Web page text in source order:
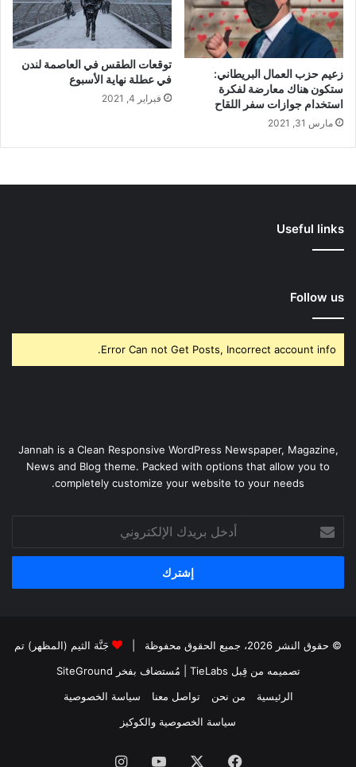
زعيم حزب العمال البريطاني:
ستكون هناك معارضة لفكرة
استخدام جوازات سفر اللقاح
مارس 31, 2021
توقعات الطقس في العاصمة لندن
في عطلة نهاية الأسبوع
فبراير 4, 2021
Useful links
Follow us
Error Can not Get Posts, Incorrect account info.
Jannah is a Clean Responsive WordPress Newspaper, Magazine,
News and Blog theme. Packed with options that allow you to
completely customize your website to your needs.
بريدك
الإلكتروني
© حقوق النشر 2026، جميع الحقوق محفوظة |
جَنَّة الثيم (المظهر) تم
تصميمه من قِبل TieLabs
| مُستضاف بفخر SiteGround
الرئيسية
من نحن تواصل معنا
سياسة الخصوصية
سياسة الخصوصية والكوكيز
فيسبوك ‫YouTubeانستقرام